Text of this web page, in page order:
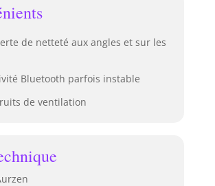
de netteté aux angles et sur les
Bluetooth parfois instable
de ventilation